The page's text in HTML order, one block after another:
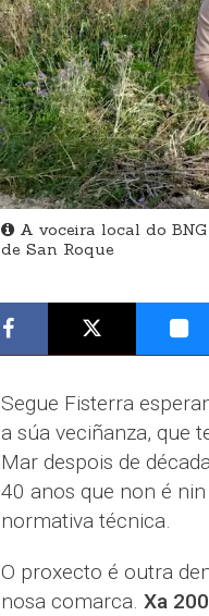
A voceira local do
de San Roque
Segue Fisterra
a súa veciñanza, que
Mar despois de
40 anos que non é
normativa técnica.
O proxecto é outra
nosa comarca. Xa